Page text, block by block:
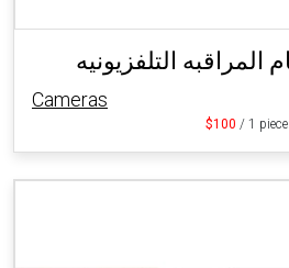
Cameras
$100 / 1 piece